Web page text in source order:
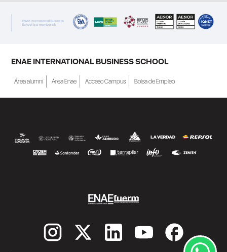
ENAE INTERNATIONAL BUSINESS SCHOOL
Área alumni Área Enae Acceso Campus Bolsa de Empleo